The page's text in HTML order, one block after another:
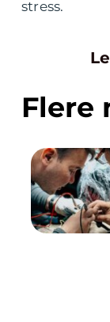
stress.
Flere